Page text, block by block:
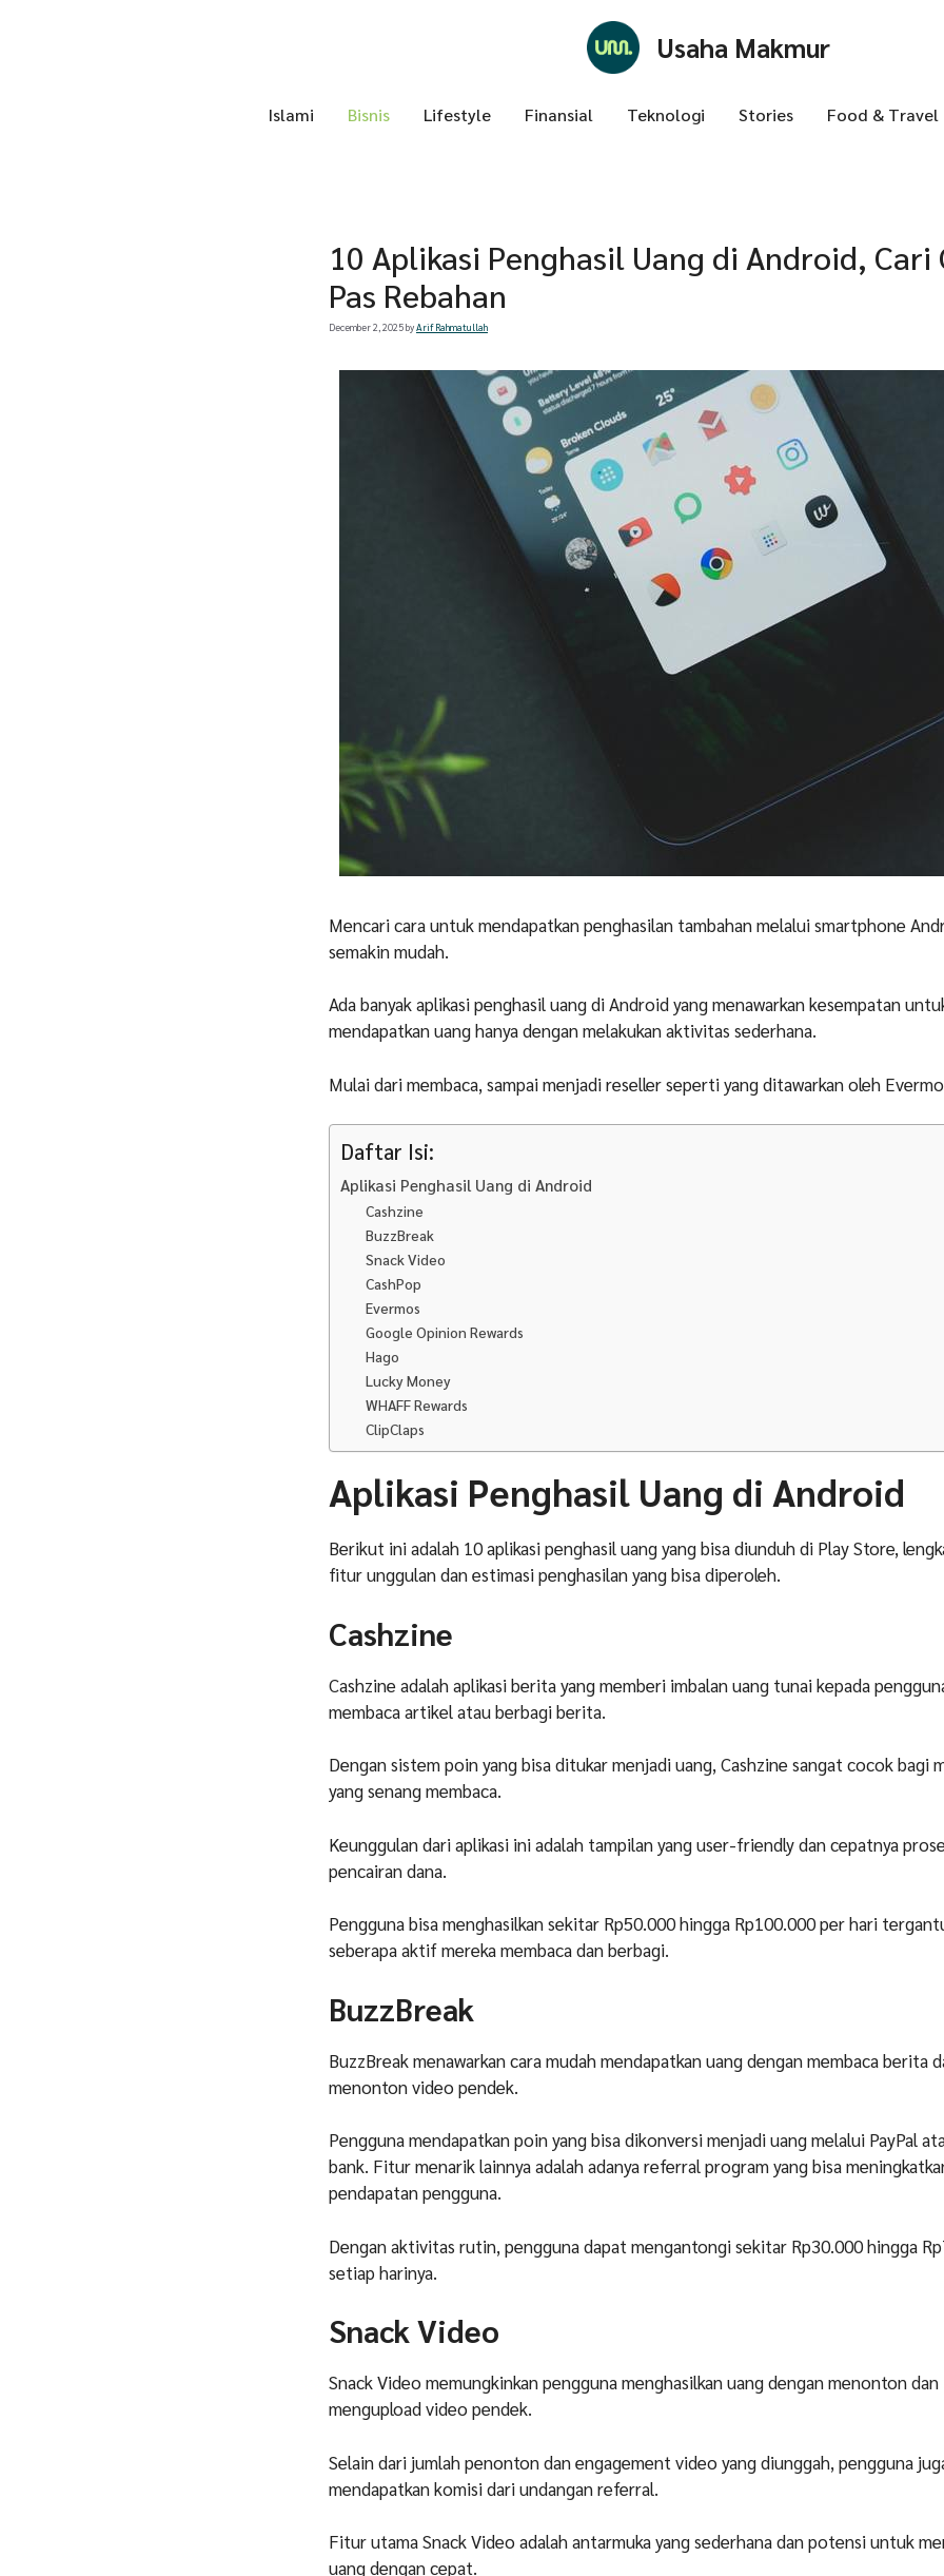
Usaha Makmur
Islami Bisnis Lifestyle Finansial Teknologi Stories Food & Travel
10 Aplikasi Penghasil Uang di Android, Cari
Pas Rebahan
December 2, 2025byArif Rahmatullah
Mencari cara untuk mendapatkan penghasilan tambahan melalui smartphone
semakin mudah.
Ada banyak aplikasi penghasil uang di Android yang menawarkan kesempatan
mendapatkan uang hanya dengan melakukan aktivitas sederhana.
Mulai dari membaca, sampai menjadi reseller seperti yang ditawarkan oleh
Daftar Isi:
Aplikasi Penghasil Uang di Android
Cashzine
BuzzBreak
Snack Video
CashPop
Evermos
Google Opinion Rewards
Hago
Lucky Money
WHAFF Rewards
ClipClaps
Aplikasi Penghasil Uang di Android
Berikut ini adalah 10 aplikasi penghasil uang yang bisa diunduh di Play Store,
fitur unggulan dan estimasi penghasilan yang bisa diperoleh.
Cashzine
Cashzine adalah aplikasi berita yang memberi imbalan uang tunai kepada
membaca artikel atau berbagi berita.
Dengan sistem poin yang bisa ditukar menjadi uang, Cashzine sangat cocok bagi
yang senang membaca.
Keunggulan dari aplikasi ini adalah tampilan yang user-friendly dan cepatnya
pencairan dana.
Pengguna bisa menghasilkan sekitar Rp50.000 hingga Rp100.000 per hari
seberapa aktif mereka membaca dan berbagi.
BuzzBreak
BuzzBreak menawarkan cara mudah mendapatkan uang dengan membaca berita
menonton video pendek.
Pengguna mendapatkan poin yang bisa dikonversi menjadi uang melalui PayPal
bank. Fitur menarik lainnya adalah adanya referral program yang bisa
pendapatan pengguna.
Dengan aktivitas rutin, pengguna dapat mengantongi sekitar Rp30.000 hingga
setiap harinya.
Snack Video
Snack Video memungkinkan pengguna menghasilkan uang dengan menonton dan
mengupload video pendek.
Selain dari jumlah penonton dan engagement video yang diunggah, pengguna
mendapatkan komisi dari undangan referral.
Fitur utama Snack Video adalah antarmuka yang sederhana dan potensi untuk
uang dengan cepat.